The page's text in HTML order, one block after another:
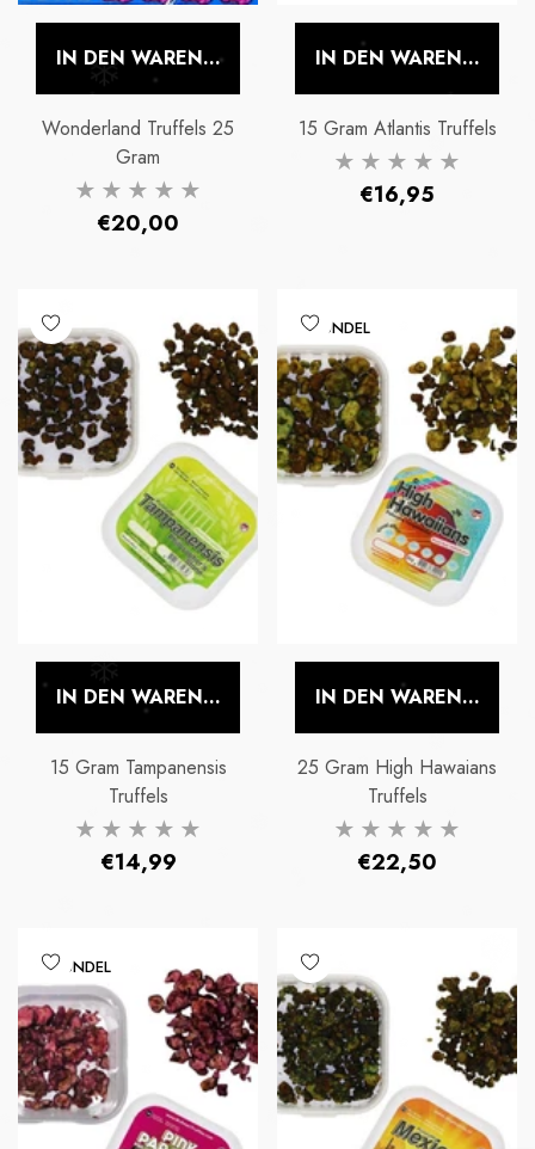
IN DEN WARENKORB LEGEN
Wonderland Truffels 25
Gram
Normaler
€20,00
IN DEN WARENKORB
15 Gram Atlantis Truffels
Normaler
€16,95
IN DEN WARENKORB LEGEN
15 Gram Tampanensis
Truffels
Normaler
€14,99
BUNDEL
IN DEN WARENKORB
25 Gram High Hawaians
Truffels
Normaler
€22,50
BUNDEL